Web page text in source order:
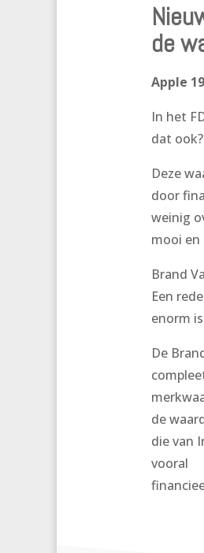
de
Apple
In het
dat ook?
Deze
door
weinig
mooi en
Brand
Een
enorm
De
de
die van
vooral